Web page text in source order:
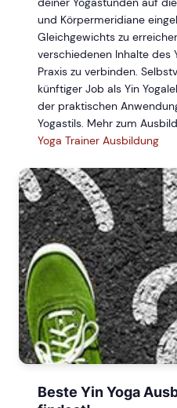
und Körpermeridiane
Gleichgewichts zu
verschiedenen Inhalte des
Praxis zu verbinden.
künftiger Job als Yin
der praktischen
Yogastils. Mehr zum
Yoga Trainer Ausbildung
Beste Yin Yoga